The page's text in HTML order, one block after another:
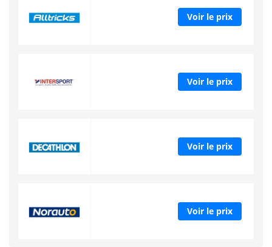
Voir le prix
Voir le prix
Voir le prix
Voir le prix